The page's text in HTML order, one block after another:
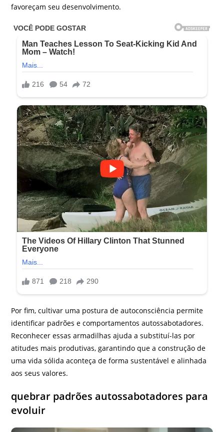
favoreçam seu desenvolvimento.
Por fim, cultivar uma postura de autoconsciência permite
identificar padrões e comportamentos autossabotadores.
Reconhecer essas armadilhas ajuda a substituí-las por
atitudes mais produtivas, garantindo que a construção de
uma vida sólida aconteça de forma sustentável e alinhada
aos seus valores.
quebrar padrões autossabotadores para
evoluir